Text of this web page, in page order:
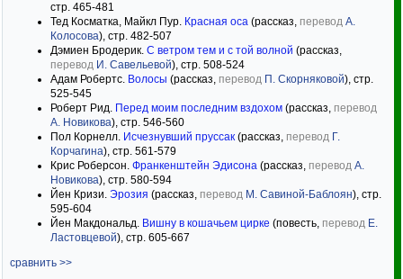
стр. 465-481
Тед Косматка, Майкл Пур. Красная оса (рассказ, перевод А.
Колосова), стр. 482-507
Дэмиен Бродерик. С ветром тем и с той волной (рассказ,
перевод И. Савельевой), стр. 508-524
Адам Робертс. Волосы (рассказ, перевод П. Скорняковой), стр.
525-545
Роберт Рид. Перед моим последним вздохом (рассказ, перевод
А. Новикова), стр. 546-560
Пол Корнелл. Исчезнувший пруссак (рассказ, перевод Г.
Корчагина), стр. 561-579
Крис Роберсон. Франкенштейн Эдисона (рассказ, перевод А.
Новикова), стр. 580-594
Йен Кризи. Эрозия (рассказ, перевод М. Савиной-Баблоян), стр.
595-604
Йен Макдональд. Вишну в кошачьем цирке (повесть, перевод Е.
Ластовцевой), стр. 605-667
сравнить >>